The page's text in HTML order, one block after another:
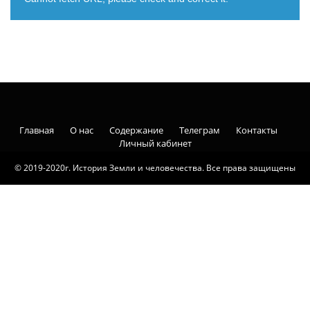
© 2019-2020г. История Земли и человечества. Все права защищены
Главная О нас Содержание Телеграм
Контакты
Личный кабинет